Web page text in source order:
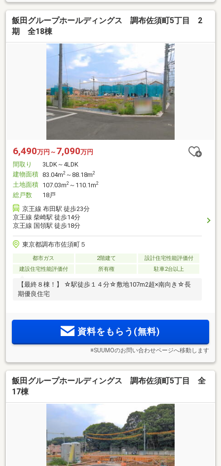
飯田グループホールディングス 調布佐須町5丁目 2
期 全18棟
6,490万円～ 7,090万円
間取り
3LDK～4LDK
建物面積 83.04m2 ～88.18m2
土地面積 107.03m2 ～110.1m2
総戸数
18戸
京王線 布田駅 徒歩23分
京王線 柴崎駅 徒歩14分
京王線 国領駅 徒歩18分
東京都調布市佐須町５
都市ガス 2階建て
設計住宅性能評価付
建設住宅性能評価付
所有権 駐車2台以上
【最終８棟！】 ☆駅徒歩１４分☆敷地107m2超×南向き☆長
期優良住宅
資料をもらう(無料)
※SUUMOのお問い合わせページへ移動します
飯田グループホールディングス 調布佐須町5丁目 全
17棟